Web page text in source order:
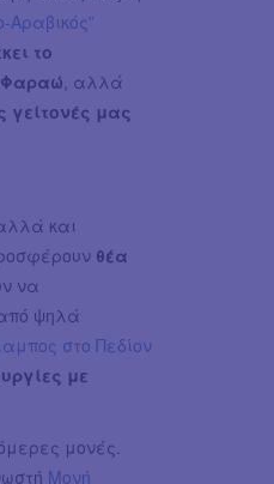
Αραβικός”
το
Φαραώ, αλλά
γείτονές μας
και
θέα
να
ψηλά
στο Πεδίον
με
μονές.
Μονή